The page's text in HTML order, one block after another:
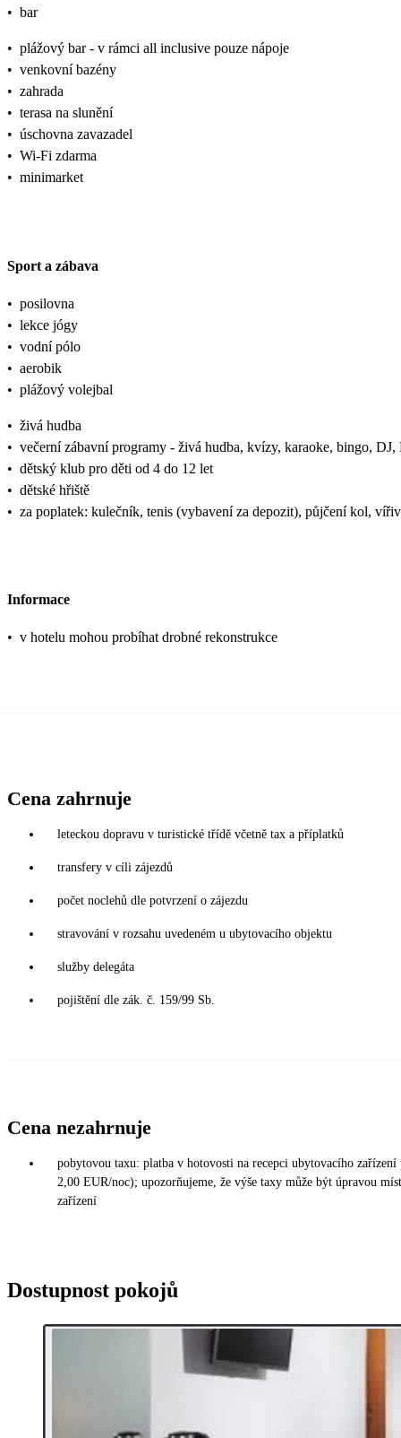
• bar
• plážový bar - v rámci all inclusive pouze nápoje
• venkovní bazény
• zahrada
• terasa na slunění
• úschovna zavazadel
• Wi-Fi zdarma
• minimarket
Sport a zábava
• posilovna
• lekce jógy
• vodní pólo
• aerobik
• plážový volejbal
• živá hudba
• večerní zábavní programy - živá hudba, kvízy, karaoke, bingo,
• dětský klub pro děti od 4 do 12 let
• dětské hřiště
• za poplatek: kulečník, tenis (vybavení za depozit), půjčení kol,
Informace
• v hotelu mohou probíhat drobné rekonstrukce
Cena zahrnuje
leteckou dopravu v turistické třídě včetně tax a příplatků
transfery v cíli zájezdů
počet noclehů dle potvrzení o zájezdu
stravování v rozsahu uvedeném u ubytovacího objektu
služby delegáta
pojištění dle zák. č. 159/99 Sb.
Cena nezahrnuje
pobytovou taxu: platba v hotovosti na recepci ubytovacího
2,00 EUR/noc); upozorňujeme, že výše taxy může být úpravou
zařízení
Dostupnost pokojů